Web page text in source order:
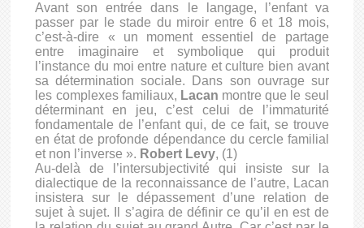
Avant son entrée dans le langage, l’enfant va
passer par le stade du miroir entre 6 et 18 mois,
c’est-à-dire « un moment essentiel de partage
entre imaginaire et symbolique qui produit
l’instance du moi entre nature et culture bien avant
sa détermination sociale. Dans son ouvrage sur
les complexes familiaux, Lacan montre que le seul
déterminant en jeu, c’est celui de l’immaturité
fondamentale de l’enfant qui, de ce fait, se trouve
en état de profonde dépendance du cercle familial
et non l’inverse ». Robert Levy, (1)
Au-delà de l’intersubjectivité qui insiste sur la
dialectique de la reconnaissance de l’autre, Lacan
insistera sur le dépassement d’une relation de
sujet à sujet. Il s’agira de définir ce qu’il en est de